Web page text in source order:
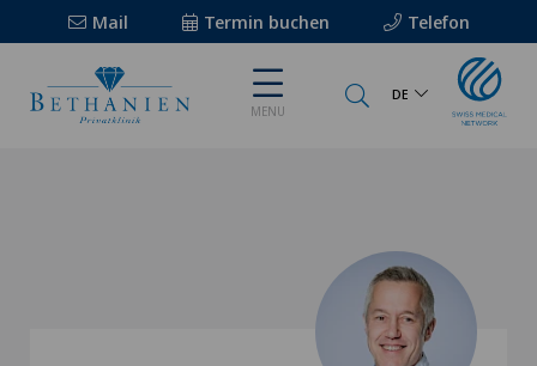
Mail Termin buchen Telefon
MENU
DE